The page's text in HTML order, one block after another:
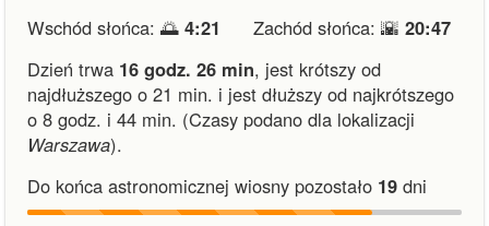
Wschód słońca: 🌅 4:21 Zachód słońca: 🌇 20:47
Dzień trwa 16 godz. 26 min, jest krótszy od
najdłuższego o 21 min. i jest dłuższy od najkrótszego
o 8 godz. i 44 min. (Czasy podano dla lokalizacji
Warszawa).
Do końca astronomicznej wiosny pozostało 19 dni